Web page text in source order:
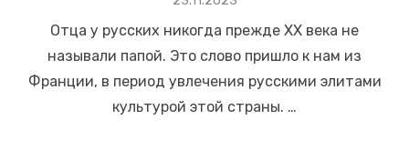
Отца у русских никогда прежде XX века не
называли папой. Это слово пришло к нам из
Франции, в период увлечения русскими элитами
культурой этой страны. …